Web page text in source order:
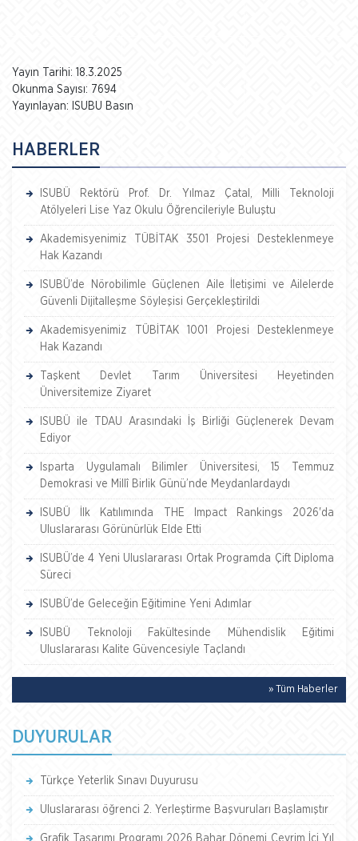
Yayın Tarihi: 18.3.2025
Okunma Sayısı: 7694
Yayınlayan: ISUBU Basın
HABERLER
ISUBÜ Rektörü Prof. Dr. Yılmaz Çatal, Milli Teknoloji
Atölyeleri Lise Yaz Okulu Öğrencileriyle Buluştu
Akademisyenimiz TÜBİTAK 3501 Projesi Desteklenmeye
Hak Kazandı
ISUBÜ’de Nörobilimle Güçlenen Aile İletişimi ve Ailelerde
Güvenli Dijitalleşme Söyleşisi Gerçekleştirildi
Akademisyenimiz TÜBİTAK 1001 Projesi Desteklenmeye
Hak Kazandı
Taşkent Devlet Tarım Üniversitesi Heyetinden
Üniversitemize Ziyaret
ISUBÜ ile TDAU Arasındaki İş Birliği Güçlenerek Devam
Ediyor
Isparta Uygulamalı Bilimler Üniversitesi, 15 Temmuz
Demokrasi ve Millî Birlik Günü’nde Meydanlardaydı
ISUBÜ İlk Katılımında THE Impact Rankings 2026'da
Uluslararası Görünürlük Elde Etti
ISUBÜ’de 4 Yeni Uluslararası Ortak Programda Çift Diploma
Süreci
ISUBÜ’de Geleceğin Eğitimine Yeni Adımlar
ISUBÜ Teknoloji Fakültesinde Mühendislik Eğitimi
Uluslararası Kalite Güvencesiyle Taçlandı
» Tüm Haberler
DUYURULAR
Türkçe Yeterlik Sınavı Duyurusu
Uluslararası öğrenci 2. Yerleştirme Başvuruları Başlamıştır
Grafik Tasarımı Programı 2026 Bahar Dönemi Çevrim İçi Yıl